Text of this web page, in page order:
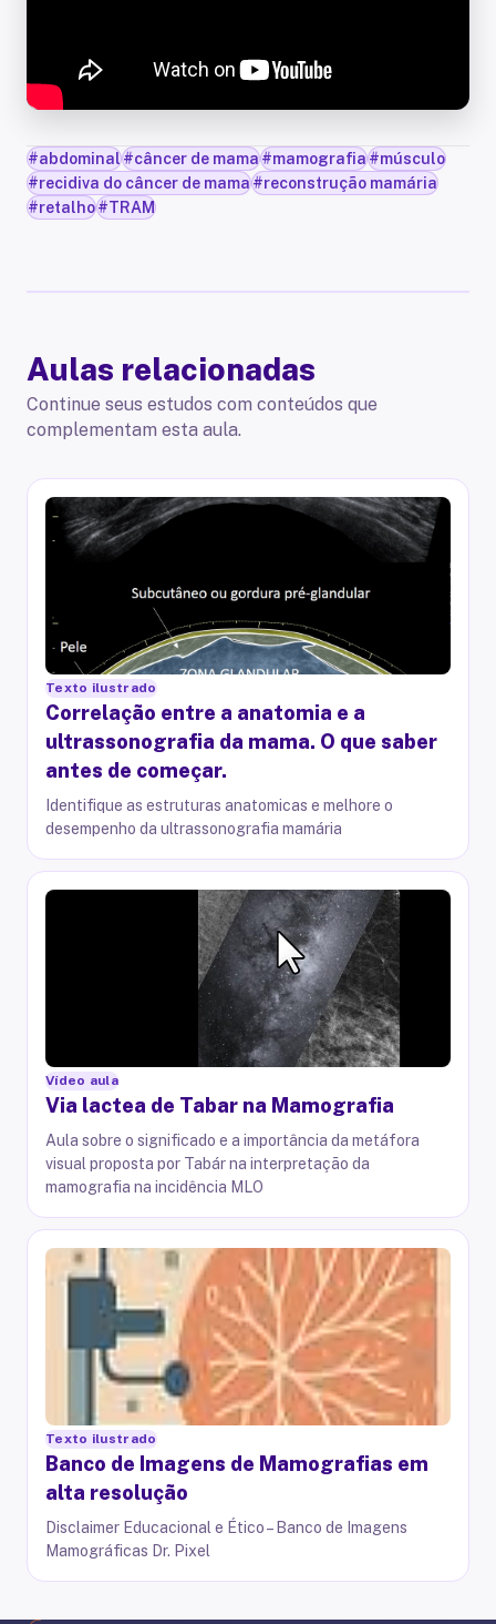
#abdominal#câncer de mama#mamografia#músculo
#recidiva do câncer de mama#reconstrução mamária
#retalho#TRAM
Aulas relacionadas
Continue seus estudos com conteúdos que
complementam esta aula.
Texto ilustrado
Correlação entre a anatomia e a
ultrassonografia da mama. O que saber
antes de começar.
Identifique as estruturas anatomicas e melhore o
desempenho da ultrassonografia mamária
Vídeo aula
Via lactea de Tabar na Mamografia
Aula sobre o significado e a importância da metáfora
visual proposta por Tabár na interpretação da
mamografia na incidência MLO
Texto ilustrado
Banco de Imagens de Mamografias em
alta resolução
Disclaimer Educacional e Ético – Banco de Imagens
Mamográficas Dr. Pixel